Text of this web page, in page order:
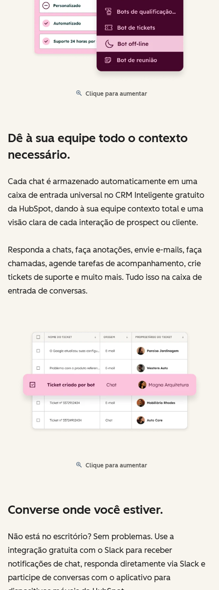
Clique para aumentar
Dê à sua equipe todo o contexto
necessário.
Cada chat é armazenado automaticamente em uma
caixa de entrada universal no CRM Inteligente gratuito
da HubSpot, dando à sua equipe contexto total e uma
visão clara de cada interação de prospect ou cliente.
Responda a chats, faça anotações, envie e-mails, faça
chamadas, agende tarefas de acompanhamento, crie
tickets de suporte e muito mais. Tudo isso na caixa de
entrada de conversas.
Clique para aumentar
Converse onde você estiver.
Não está no escritório? Sem problemas. Use a
integração gratuita com o Slack para receber
notificações de chat, responda diretamente via Slack e
participe de conversas com o aplicativo para